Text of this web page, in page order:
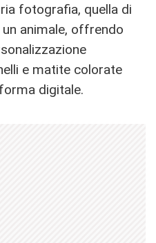
fotografia, quella di
animale, offrendo
e matite colorate
digitale.